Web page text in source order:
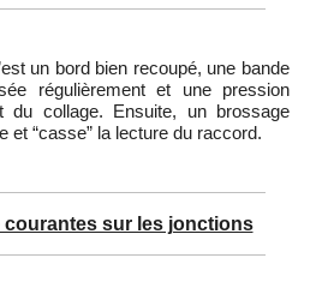
un bord bien recoupé, une bande
régulièrement et une pression
du collage. Ensuite, un brossage
et “casse” la lecture du raccord.
courantes sur les jonctions